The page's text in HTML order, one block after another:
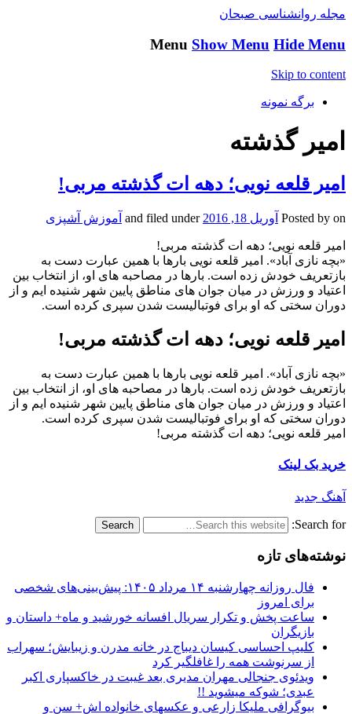
مجله روانشناسی صبحان
Menu Show Menu Hide Menu
Skip to content
برگه نمونه
امیر گذشته
امیر قلعه نویی؛ دهه ات گذشته مربی!
Posted by on آوریل 18, 2016 and filed under آموزش آشپزی
امیر قلعه نویی؛ دهه ات گذشته مربی!
«بچه نازی آباد». امیر قلعه نویی بارها با همین عبارت دست به
بازتعریف خودش زده است. بارها در مصاحبه های او، از انتخاب بین
اعتیاد و ورزش در میان جوان های مناطق پایین شهر شنیده ایم و از
دوران سختی که او برای فوتبالیست شدن سپری کرده است.
امیر قلعه نویی؛ دهه ات گذشته مربی!
«بچه نازی آباد». امیر قلعه نویی بارها با همین عبارت دست به
بازتعریف خودش زده است. بارها در مصاحبه های او، از انتخاب بین
اعتیاد و ورزش در میان جوان های مناطق پایین شهر شنیده ایم و از
دوران سختی که او برای فوتبالیست شدن سپری کرده است.
امیر قلعه نویی؛ دهه ات گذشته مربی!
خرید بک لینک
آهنگ جدید
Search for:
نوشته‌های تازه
فال روزانه چهارشنبه ۱۴ مرداد ۱۴۰۵: پیش‌بینی‌های شخصی
برای امروز
ساعت پخش و تکرار سریال افسانه خورشید و ماه+ داستان و
بازیگران
کلیپ احساسی کیسان دیباج در خانه مدرن و زیبایش؛ سهراب
از سرنوشت همه را غافلگیر کرد
ویدئوی جنجالی مهران مدیری بعد غیبت در خاکسپاری اکبر
عبدی؛ شوکه میشوید !!
بیوگرافی ملیکا زارعی و عکسهای خانواده اش+ سن و